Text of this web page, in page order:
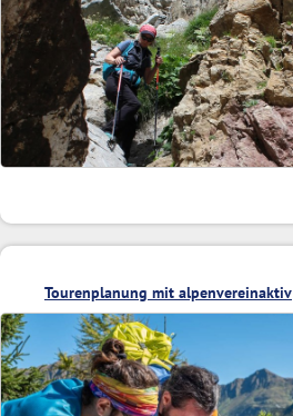
Tourenplanung mit alpenvereinaktiv